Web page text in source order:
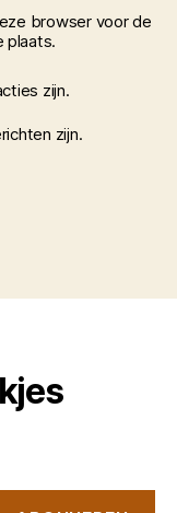
browser voor de
plaats.
zijn.
zijn.